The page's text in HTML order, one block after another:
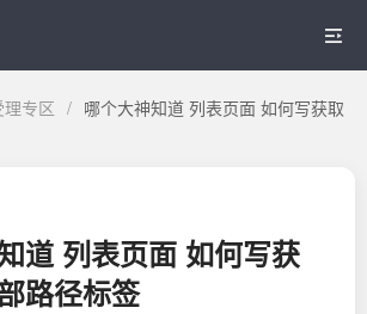

专区 / 哪个大神知道 列表页面 如何写获取
道 列表页面 如何写获
路径标签